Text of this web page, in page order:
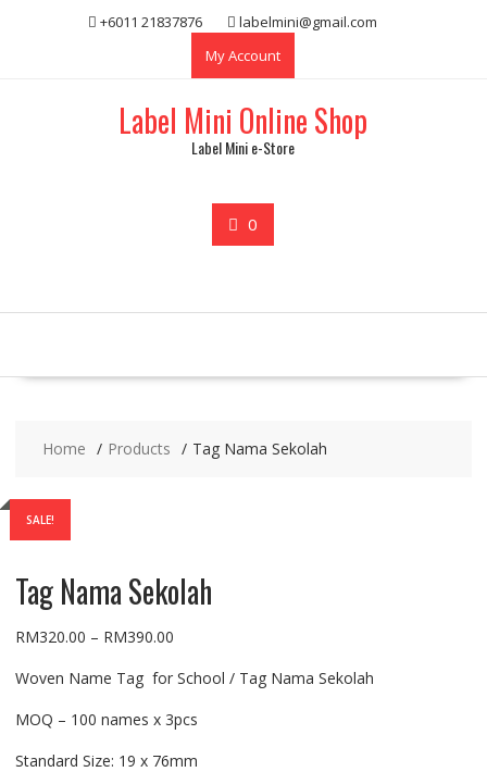
+6011 21837876
labelmini@gmail.com
My Account
Label Mini Online Shop
Label Mini e-Store
0
Home Products Tag Nama Sekolah
SALE!
Tag Nama Sekolah
RM320.00 – RM390.00
Woven Name Tag for School / Tag Nama Sekolah
MOQ – 100 names x 3pcs
Standard Size: 19 x 76mm